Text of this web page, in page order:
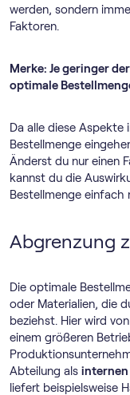
werden, sondern
Faktoren.
Merke: Je geringer
optimale
Da alle diese
Bestellmenge
Änderst du nur einen
kannst du die
Bestellmenge einfach
Abgrenzung
Die optimale
oder Materialien, die
beziehst. Hier wird von
einem größeren
Abteilung als internen
liefert beispielsweise